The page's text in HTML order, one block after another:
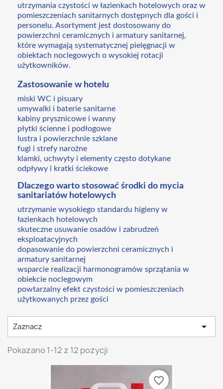
utrzymania czystości w łazienkach hotelowych oraz w
pomieszczeniach sanitarnych dostępnych dla gości i
personelu. Asortyment jest dostosowany do
powierzchni ceramicznych i armatury sanitarnej,
które wymagają systematycznej pielęgnacji w
obiektach noclegowych o wysokiej rotacji
użytkowników.
Zastosowanie w hotelu
miski WC i pisuary
umywalki i baterie sanitarne
kabiny prysznicowe i wanny
płytki ścienne i podłogowe
lustra i powierzchnie szklane
fugi i strefy narożne
klamki, uchwyty i elementy często dotykane
odpływy i kratki ściekowe
Dlaczego warto stosować środki do mycia
sanitariatów hotelowych
utrzymanie wysokiego standardu higieny w
łazienkach hotelowych
skuteczne usuwanie osadów i zabrudzeń
eksploatacyjnych
dopasowanie do powierzchni ceramicznych i
armatury sanitarnej
wsparcie realizacji harmonogramów sprzątania w
obiekcie noclegowym
powtarzalny efekt czystości w pomieszczeniach
użytkowanych przez gości
Zaznacz 
Pokazano 1-12 z 12 pozycji
favorite_border